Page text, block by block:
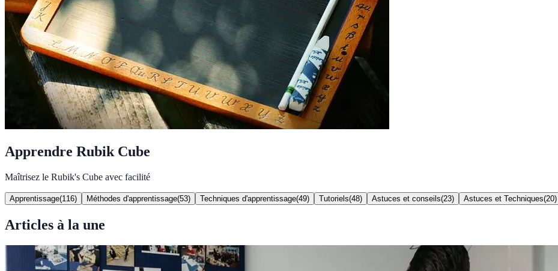
Apprendre Rubik Cube
Maîtrisez le Rubik's Cube avec facilité
Apprentissage(116) Méthodes d'apprentissage(53) Techniques d'apprentissage(49) Tutoriels(48) Astuces et conseils(23) Astuces et Techniques(20)
Articles à la une